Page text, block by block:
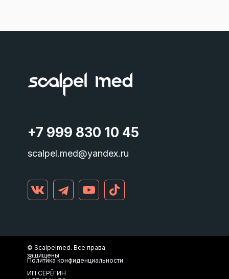
scalpel.med@yandex.ru
+7 999 830 10 45
Политика конфиденциальности
© Scalpelmed. Все права
защищены
ИП СЕРЁГИН